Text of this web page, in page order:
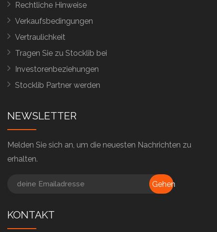
Rechtliche Hinweise
Verkaufsbedingungen
Vertraulichkeit
Tragen Sie zu Stocklib bei
Investorenbeziehungen
Stocklib Partner werden
NEWSLETTER
Melden Sie sich an, um die neuesten Nachrichten zu
erhalten.
Gehen
KONTAKT